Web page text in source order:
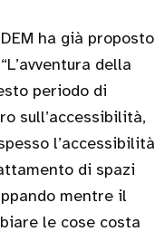
ha già proposto
della
periodo di
sull’accessibilità,
l’accessibilità
di spazi
mentre il
le cose costa